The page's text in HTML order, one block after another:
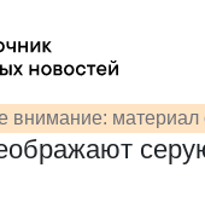
внимание: материал